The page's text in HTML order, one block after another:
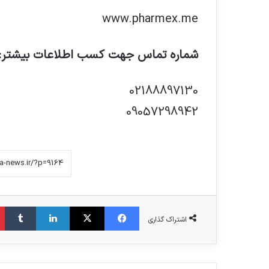
www.pharmex.me
شماره تماس جهت کسب اطلاعات بیشتر:
02188897130
09057298942
اشتراک گذاری
فیس بوک X لینکدین ‫تامبلر